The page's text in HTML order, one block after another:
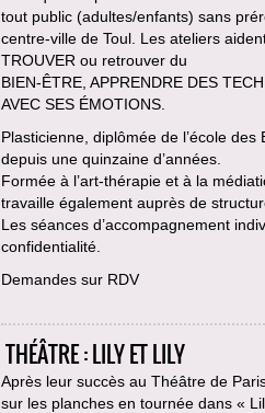
tout public (adultes/enfants) sans
centre-ville de Toul. Les ateliers
TROUVER ou retrouver du
BIEN-ÊTRE, APPRENDRE DES
AVEC SES ÉMOTIONS.
Plasticienne, diplômée de l’école
depuis une quinzaine d’années.
Formée à l’art-thérapie et à la
travaille également auprès de
Les séances d’accompagnement
confidentialité.
Demandes sur RDV
THÉÂTRE : LILY ET LILY
Après leur succès au Théâtre de
sur les planches en tournée dans «